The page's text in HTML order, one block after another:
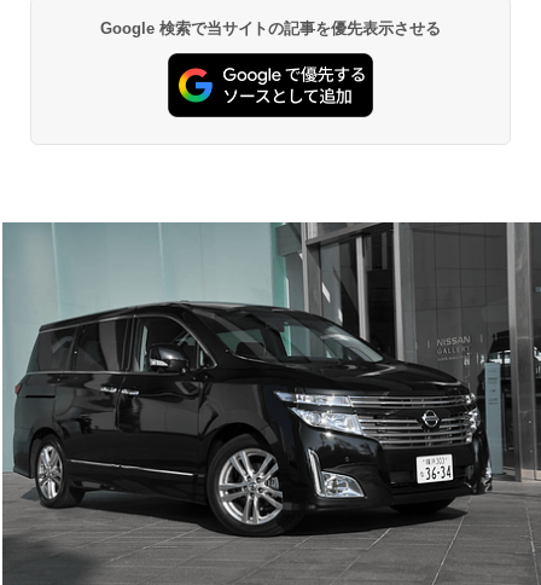
Google 検索で当サイトの記事を優先表示させる